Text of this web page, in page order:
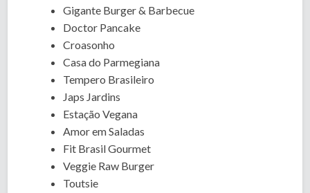
Gigante Burger & Barbecue
Doctor Pancake
Croasonho
Casa do Parmegiana
Tempero Brasileiro
Japs Jardins
Estação Vegana
Amor em Saladas
Fit Brasil Gourmet
Veggie Raw Burger
Toutsie